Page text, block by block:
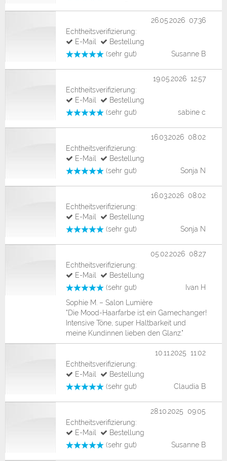
(sehr gut) Susanne B
26.05.2026 07:36
Echtheitsverifizierung:
E-Mail
Bestellung
(sehr gut) sabine c
19.05.2026 12:57
Echtheitsverifizierung:
E-Mail
Bestellung
(sehr gut) Sonja N
16.03.2026 08:02
Echtheitsverifizierung:
E-Mail
Bestellung
(sehr gut) Sonja N
16.03.2026 08:02
Echtheitsverifizierung:
E-Mail
Bestellung
(sehr gut) Ivan H
05.02.2026 08:27
Echtheitsverifizierung:
E-Mail
Bestellung
Sophie M. – Salon Lumière
"Die Mood-Haarfarbe ist ein Gamechanger!
Intensive Töne, super Haltbarkeit und
meine Kundinnen lieben den Glanz."
(sehr gut) Claudia B
10.11.2025 11:02
Echtheitsverifizierung:
E-Mail
Bestellung
(sehr gut) Susanne B
28.10.2025 09:05
Echtheitsverifizierung:
E-Mail
Bestellung